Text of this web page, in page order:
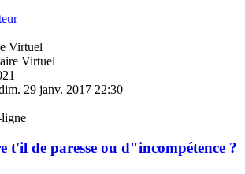
Virtuel
29 janv. 2017 22:30
t'il de paresse ou d"incompétence ?